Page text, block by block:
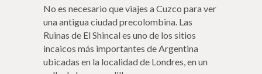
No es necesario que viajes a Cuzco para ver
una antigua ciudad precolombina. Las
Ruinas de El Shincal es uno de los sitios
incaicos más importantes de Argentina
ubicadas en la localidad de Londres, en un